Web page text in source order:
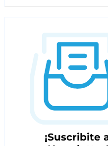
¡Suscribite